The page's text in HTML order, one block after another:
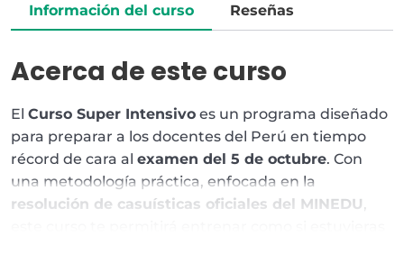
Información del curso Reseñas
Acerca de este curso
El Curso Super Intensivo es un programa diseñado
para preparar a los docentes del Perú en tiempo
récord de cara al examen del 5 de octubre. Con
una metodología práctica, enfocada en la
resolución de casuísticas oficiales del MINEDU,